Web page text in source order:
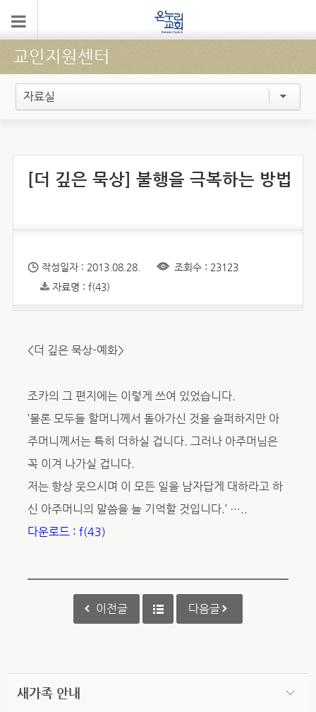
교인지원센터
자료실
[더 깊은 묵상] 불행을 극복하는 방법
작성일자 : 2013.08.28.
조회수 : 23123
자료명 : f(43)
<더 깊은 묵상-예화>
조카의 그 편지에는 이렇게 쓰여 있었습니다.
’물론 모두들 할머니께서 돌아가신 것을 슬퍼하지만 아
주머니께서는 특히 더하실 겁니다. 그러나 아주머님은
꼭 이겨 나가실 겁니다.
저는 항상 웃으시며 이 모든 일을 남자답게 대하라고 하
신 아주머니의 말씀을 늘 기억할 것입니다.’ …..
다운로드 : f(43)
이전글 다음글
새가족 안내